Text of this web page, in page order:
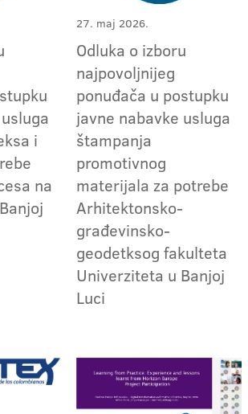
i
na
27. maj 2026.
Odluka o izboru
najpovoljnijeg
ponuđača u postupku
javne nabavke usluga
štampanja
promotivnog
materijala za potrebe
Arhitektonsko-
građevinsko-
geodetksog fakulteta
Univerziteta u Banjoj
Luci